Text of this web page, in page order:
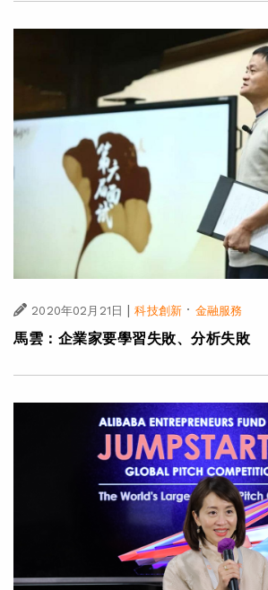
2020年02月21日 | 科技創新 · 金融服務
馬雲：企業家要學習失敗、分析失敗